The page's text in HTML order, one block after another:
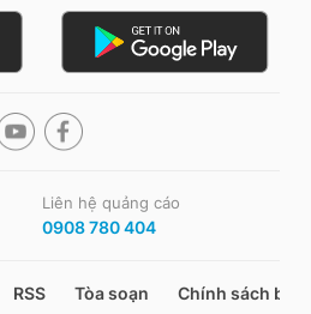
Liên hệ quảng cáo
0908 780 404
RSS Tòa soạn Chính sách bảo